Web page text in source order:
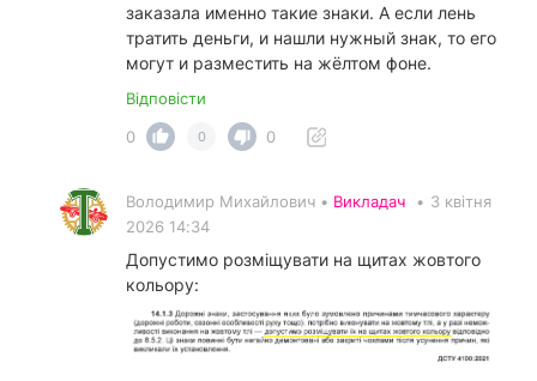
заказала именно такие знаки. А если лень
тратить деньги, и нашли нужный знак, то его
могут и разместить на жёлтом фоне.
Відповісти
0
0 0
Володимир Михайлович • Викладач • 3 квітня
2026 14:34
Допустимо розміщувати на щитах жовтого
кольору: